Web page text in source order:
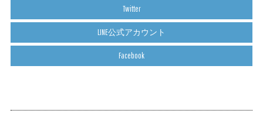
Twitter
LINE公式アカウント
Facebook